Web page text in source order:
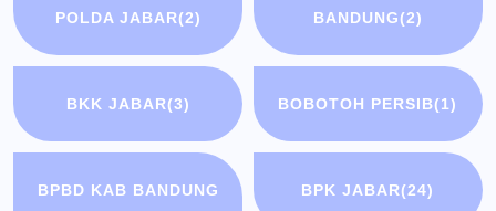
POLDA JABAR(2)
BANDUNG(2)
BKK JABAR(3) BOBOTOH PERSIB(1)
BPBD KAB BANDUNG
BPK JABAR(24)